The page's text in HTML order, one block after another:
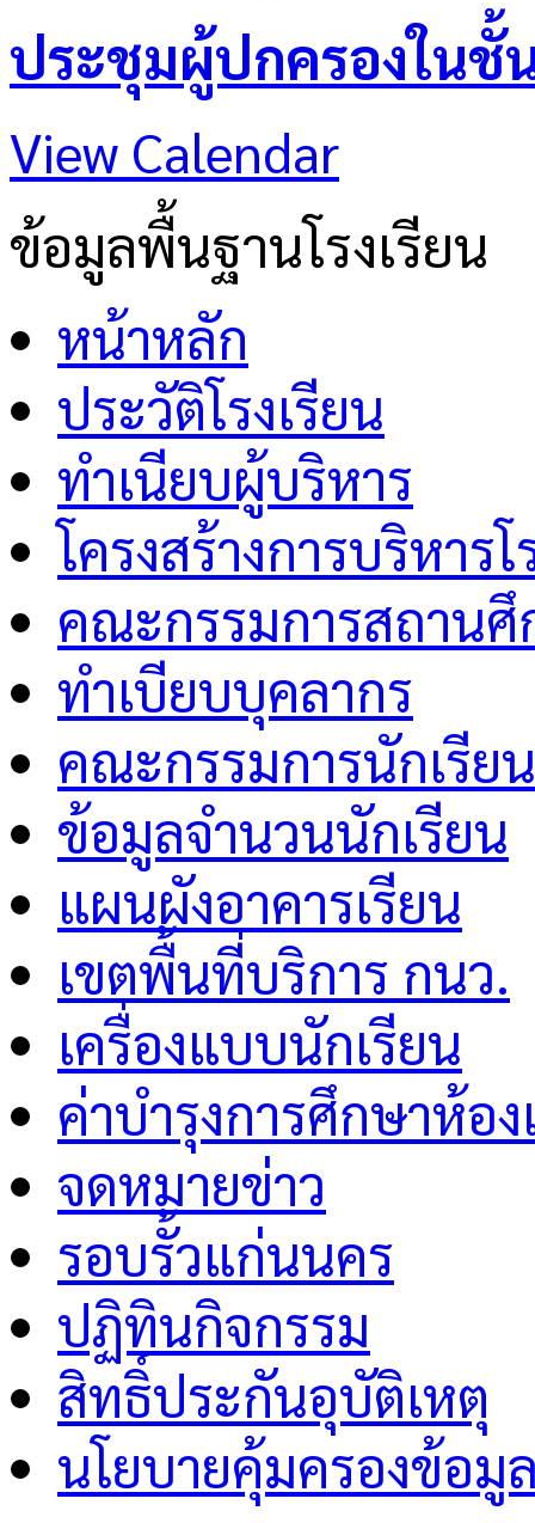
ประชุมผู้ปกครองในชั้
View Calendar
ข้อมูลพื้นฐานโรงเรียน
หน้าหลัก
ประวัติโรงเรียน
ทำเนียบผู้บริหาร
โครงสร้างการบริหารโ
คณะกรรมการสถาน
ทำเบียบบุคลากร
คณะกรรมการนักเรียน
ข้อมูลจำนวนนักเรียน
แผนผังอาคารเรียน
เขตพื้นที่บริการ กนว.
เครื่องแบบนักเรียน
ค่าบำรุงการศึกษาห้อ
จดหมายข่าว
รอบรั้วแก่นนคร
ปฏิทินกิจกรรม
สิทธิ์ประกันอุบัติเหตุ
นโยบายคุ้มครองข้อ